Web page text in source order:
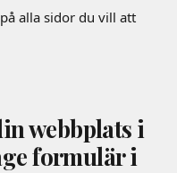
alla sidor du vill att
webbplats i
formulär i